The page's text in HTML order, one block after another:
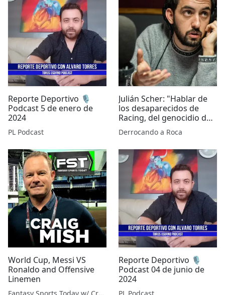
Reporte Deportivo 🎙️
Podcast 5 de enero de
2024
PL Podcast
Julián Scher: "Hablar de
los desaparecidos de
Racing, del genocidio de
la dictadura, es hablar del
presente"
Derrocando a Roca
World Cup, Messi VS
Ronaldo and Offensive
Linemen
Reporte Deportivo 🎙️
Podcast 04 de junio de
2024